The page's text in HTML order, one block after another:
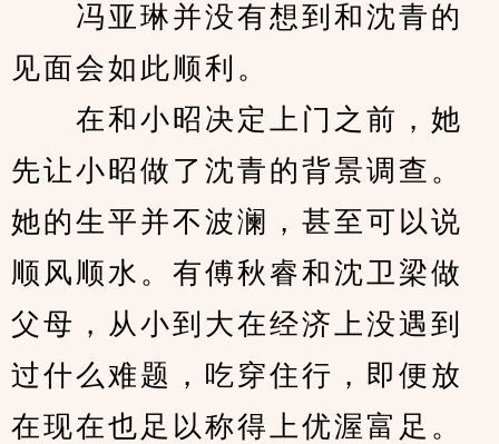
冯亚琳并没有想到和沈青的
见面会如此顺利。
在和小昭决定上门之前，她
先让小昭做了沈青的背景调查。
她的生平并不波澜，甚至可以说
顺风顺水。有傅秋睿和沈卫梁做
父母，从小到大在经济上没遇到
过什么难题，吃穿住行，即便放
在现在也足以称得上优渥富足。